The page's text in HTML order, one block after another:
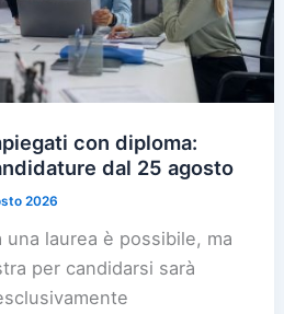
con diploma:
dal 25 agosto
2026
una laurea è possibile, ma
per candidarsi sarà